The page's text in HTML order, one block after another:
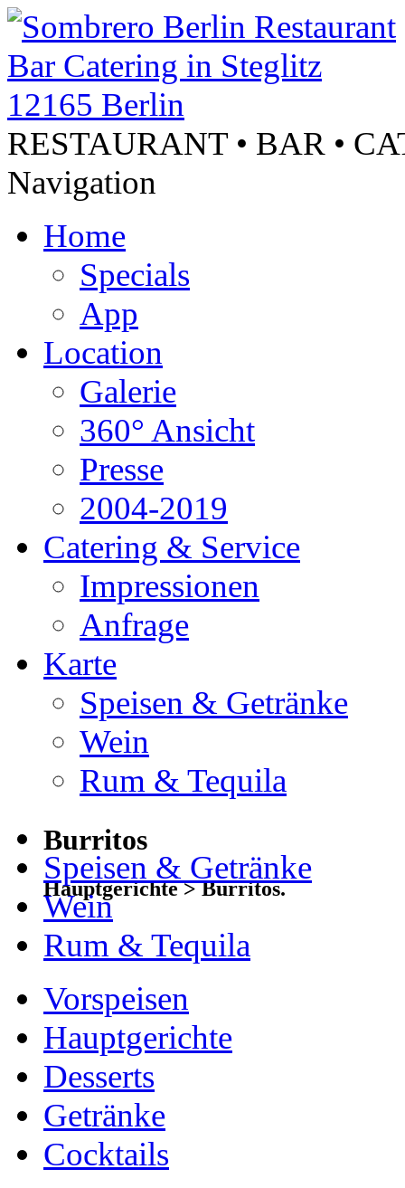
RESTAURANT • BAR •
Navigation
Home
Specials
App
Location
Galerie
360° Ansicht
Presse
2004-2019
Catering & Service
Impressionen
Anfrage
Karte
Speisen & Getränke
Wein
Rum & Tequila
Burritos
Hauptgerichte > Burritos.
Speisen & Getränke
Wein
Rum & Tequila
Vorspeisen
Hauptgerichte
Desserts
Getränke
Cocktails